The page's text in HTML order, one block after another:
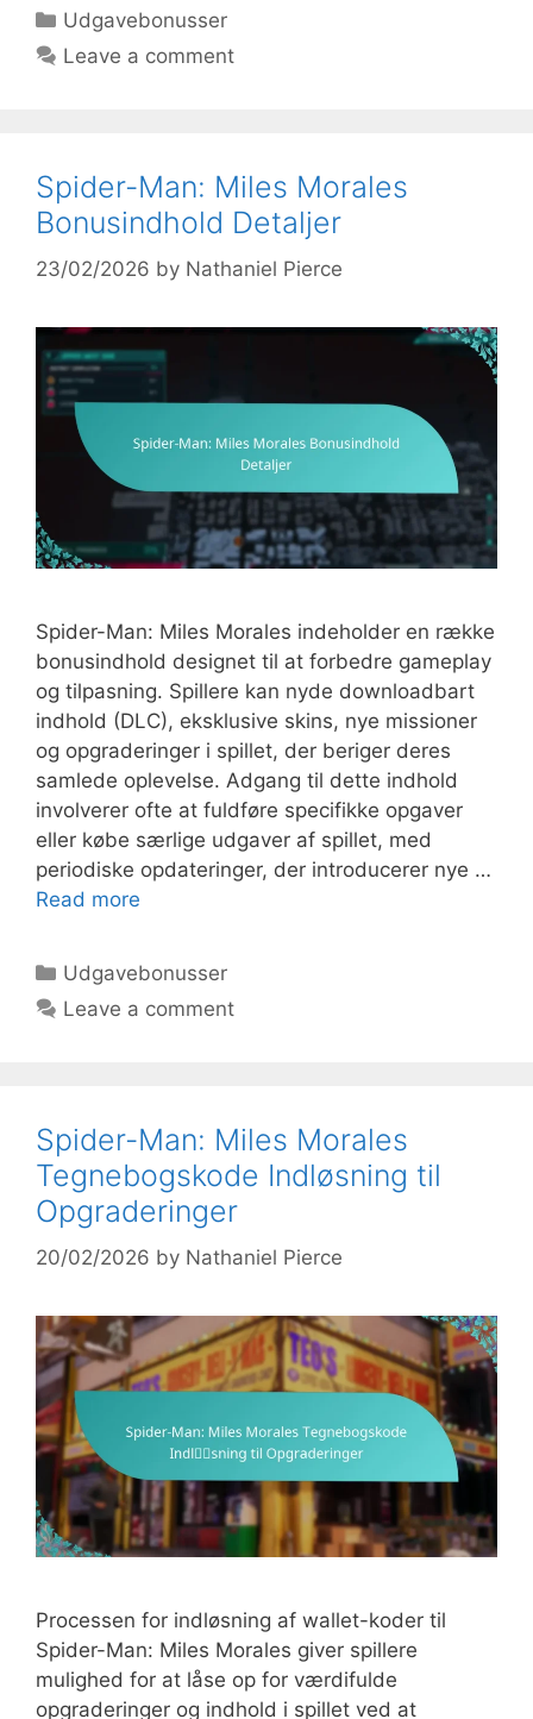
Categories
Udgavebonusser
Leave a comment
Spider-Man: Miles Morales
Bonusindhold Detaljer
23/02/2026 by Nathaniel Pierce
Spider-Man: Miles Morales indeholder en række
bonusindhold designet til at forbedre gameplay
og tilpasning. Spillere kan nyde downloadbart
indhold (DLC), eksklusive skins, nye missioner
og opgraderinger i spillet, der beriger deres
samlede oplevelse. Adgang til dette indhold
involverer ofte at fuldføre specifikke opgaver
eller købe særlige udgaver af spillet, med
periodiske opdateringer, der introducerer nye …
Read more
Categories
Udgavebonusser
Leave a comment
Spider-Man: Miles Morales
Tegnebogskode Indløsning til
Opgraderinger
20/02/2026 by Nathaniel Pierce
Processen for indløsning af wallet-koder til
Spider-Man: Miles Morales giver spillere
mulighed for at låse op for værdifulde
opgraderinger og indhold i spillet ved at